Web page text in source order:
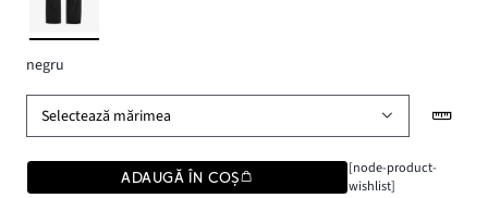
negru
Selectează mărimea
ADAUGĂ ÎN COȘ
[node-product-
wishlist]